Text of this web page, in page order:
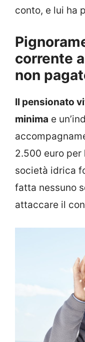
conto, e lui ha
corrente
non
Il pensionato
minima e
2.500 euro per
società idrica
fatta nessuno
attaccare il